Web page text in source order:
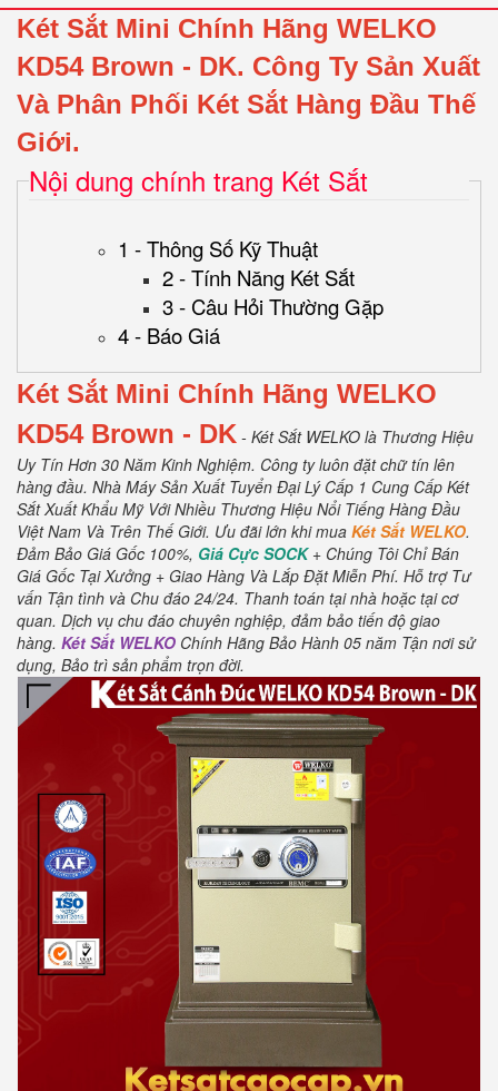
Két Sắt Mini Chính Hãng WELKO
KD54 Brown - DK. Công Ty Sản Xuất
Và Phân Phối Két Sắt Hàng Đầu Thế
Giới.
Nội dung chính trang Két Sắt
1 - Thông Số Kỹ Thuật
2 - Tính Năng Két Sắt
3 - Câu Hỏi Thường Gặp
4 - Báo Giá
Két Sắt Mini Chính Hãng WELKO
KD54 Brown - DK - Két Sắt WELKO là Thương Hiệu
Uy Tín Hơn 30 Năm Kinh Nghiệm. Công ty luôn đặt chữ tín lên
hàng đầu. Nhà Máy Sản Xuất Tuyển Đại Lý Cấp 1 Cung Cấp Két
Sắt Xuất Khẩu Mỹ Với Nhiều Thương Hiệu Nổi Tiếng Hàng Đầu
Việt Nam Và Trên Thế Giới. Ưu đãi lớn khi mua Két Sắt WELKO.
Đảm Bảo Giá Gốc 100%, Giá Cực SOCK+ Chúng Tôi Chỉ Bán
Giá Gốc Tại Xưởng + Giao Hàng Và Lắp Đặt Miễn Phí. Hỗ trợ Tư
vấn Tận tình và Chu đáo 24/24. Thanh toán tại nhà hoặc tại cơ
quan. Dịch vụ chu đáo chuyên nghiệp, đảm bảo tiến độ giao
hàng. Két Sắt WELKO Chính Hãng Bảo Hành 05 năm Tận nơi sử
dụng, Bảo trì sản phẩm trọn đời.